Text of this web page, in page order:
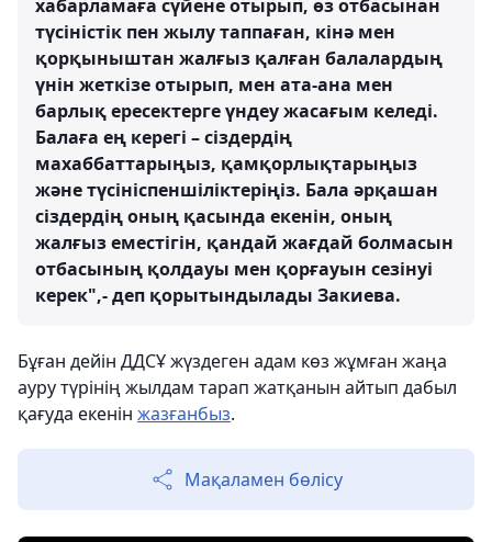
хабарламаға сүйене отырып, өз отбасынан
түсіністік пен жылу таппаған, кінә мен
қорқыныштан жалғыз қалған балалардың
үнін жеткізе отырып, мен ата-ана мен
барлық ересектерге үндеу жасағым келеді.
Балаға ең керегі – сіздердің
махаббаттарыңыз, қамқорлықтарыңыз
және түсініспеншіліктеріңіз. Бала әрқашан
сіздердің оның қасында екенін, оның
жалғыз еместігін, қандай жағдай болмасын
отбасының қолдауы мен қорғауын сезінуі
керек",- деп қорытындылады Закиева.
Бұған дейін ДДСҰ жүздеген адам көз жұмған жаңа
ауру түрінің жылдам тарап жатқанын айтып дабыл
қағуда екенін жазғанбыз.
Мақаламен бөлісу